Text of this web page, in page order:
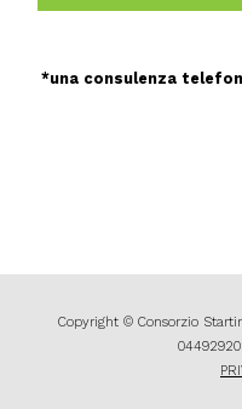
io
G
*una consulenza
Copyright © Consorzio